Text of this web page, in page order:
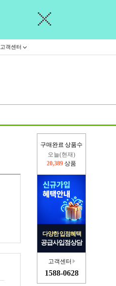
고객센터
구매완료 상품수
오늘(현재)
20,389 상품
다양한 입점혜택
공급사입점상담
고객센터
1588-0628